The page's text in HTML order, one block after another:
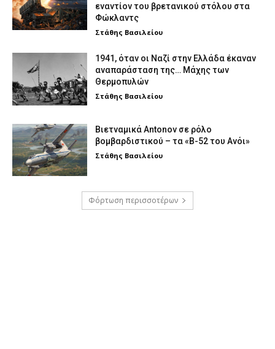
εναντίον του βρετανικού στόλου στα
Φώκλαντς
Στάθης Βασιλείου
1941, όταν οι Ναζί στην Ελλάδα έκαναν
αναπαράσταση της… Μάχης των
Θερμοπυλών
Στάθης Βασιλείου
Βιετναμικά Antonov σε ρόλο
βομβαρδιστικού – τα «Β-52 του Ανόι»
Στάθης Βασιλείου
Φόρτωση περισσοτέρων